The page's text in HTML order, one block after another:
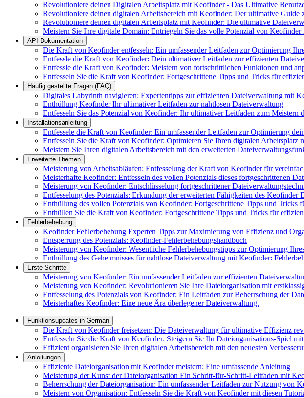
Revolutioniere deinen Digitalen Arbeitsplatz mit Keofinder - Das Ultimative
Revolutioniere deinen digitalen Arbeitsbereich mit Keofinder: Der ultimative Guide
Revolutioniere deinen digitalen Arbeitsplatz mit Keofinder: Die ultimative
Meistern Sie Ihre digitale Domain: Entriegeln Sie das volle Potenzial von Keofinder
API-Dokumentation
Die Kraft von Keofinder entfesseln: Ein umfassender Leitfaden zur Optimierung
Entfessle die Kraft von Keofinder: Dein ultimativer Leitfaden zur effizienten
Entfessle die Kraft von Keofinder: Meistern von fortschrittlichen Funktionen und
Entfesseln Sie die Kraft von Keofinder: Fortgeschrittene Tipps und Tricks für
Häufig gestellte Fragen (FAQ)
Digitales Labyrinth navigieren: Expertentipps zur effizienten Dateiverwaltung mit
Enthüllung Keofinder Ihr ultimativer Leitfaden zur nahtlosen Dateiverwaltung
Entfesseln Sie das Potenzial von Keofinder: Ihr ultimativer Leitfaden zum Meistern
Installationsanleitung
Entfessele die Kraft von Keofinder: Ein umfassender Leitfaden zur Optimierung
Entfesseln Sie die Kraft von Keofinder: Optimieren Sie Ihren digitalen Arbeitsplatz
Meistern Sie Ihren digitalen Arbeitsbereich mit den erweiterten
Erweiterte Themen
Meisterung von Arbeitsabläufen: Entfesselung der Kraft von Keofinder für
Meisterhafte Keofinder: Entfesseln des vollen Potenzials dieses fortgeschrittenen
Meisterung von Keofinder: Entschlüsselung fortgeschrittener
Entfesselung des Potenzials: Erkundung der erweiterten Fähigkeiten des Keofinder
Enthüllung des vollen Potenzials von Keofinder: Fortgeschrittene Tipps und Tricks
Enthüllen Sie die Kraft von Keofinder: Fortgeschrittene Tipps und Tricks für
Fehlerbehebung
Keofinder Fehlerbehebung Experten Tipps zur Maximierung von Effizienz und
Entsperrung des Potenzials: Keofinder-Fehlerbehebungshandbuch
Meisterung von Keofinder: Wesentliche Fehlerbehebungstipps zur Optimierung
Enthüllung des Geheimnisses für nahtlose Dateiverwaltung mit Keofinder:
Erste Schritte
Meisterung von Keofinder: Ein umfassender Leitfaden zur effizienten
Meisterung von Keofinder: Revolutionieren Sie Ihre Dateiorganisation mit
Entfesselung des Potenzials von Keofinder: Ein Leitfaden zur Beherrschung der
Meisterhaftes Keofinder: Eine neue Ära überlegener Dateiverwaltung.
Funktionsupdates in German
Die Kraft von Keofinder freisetzen: Die Dateiverwaltung für ultimative Effizienz
Entfesseln Sie die Kraft von Keofinder: Steigern Sie Ihr Dateiorganisations-Spiel
Effizient organisieren Sie Ihren digitalen Arbeitsbereich mit den neuesten
Anleitungen
Effiziente Dateiorganisation mit Keofinder meistern: Eine umfassende Anleitung
Meisterung der Kunst der Dateiorganisation Ein Schritt-für-Schritt-Leitfaden mit
Beherrschung der Dateiorganisation: Ein umfassender Leitfaden zur Nutzung von
Meistern von Organisation: Entfesseln Sie die Kraft von Keofinder mit diesen